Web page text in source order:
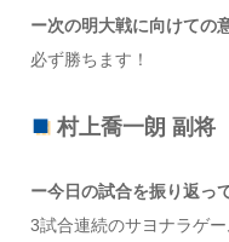
ー次の明大戦に向けての
必ず勝ちます！
村上喬一朗 副将
ー今日の試合を振り返っ
3試合連続のサヨナラゲ